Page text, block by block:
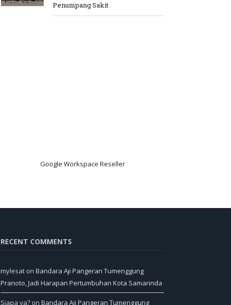
Penumpang Sakit
Google Workspace Reseller
RECENT COMMENTS
mylesat on Bandara Aji Pangeran Tumenggung
Pranoto, Jadi Harapan Pertumbuhan Kota Samarinda
Siapa ya? on Bandara Aji Pangeran Tumenggung